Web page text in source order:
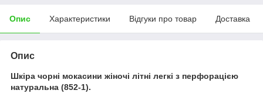
Опис Характеристики Відгуки про товар Доставка
Опис
Шкіра чорні мокасини жіночі літні легкі з перфорацією
натуральна (852-1).